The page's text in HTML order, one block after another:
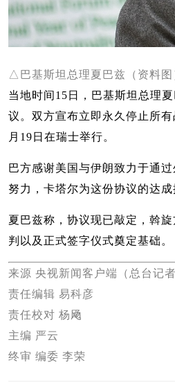
△巴基斯坦总理夏巴兹（资料图
当地时间15日，巴基斯坦总理
议。双方宣布立即永久停止所
月19日在瑞士举行。
巴方感谢美国与伊朗致力于通
努力，卡塔尔为这份协议的达
夏巴兹称，协议现已敲定，斡
判以及正式签字仪式奠定基础。
来源 央视新闻客户端（总台记者
责任编辑 易科彦
责任校对 杨飏
主编 严云
终审 编委 李荣